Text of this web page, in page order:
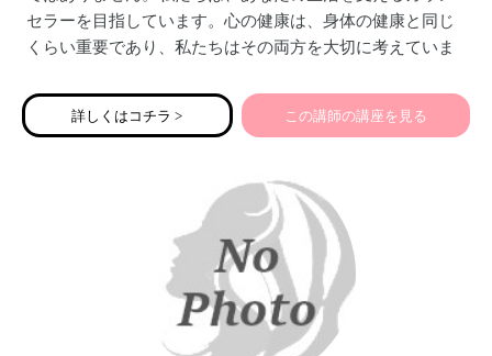
セラーを目指しています。心の健康は、身体の健康と同じ
くらい重要であり、私たちはその両方を大切に考えていま
や家族の問題、職場でのストレス、人間関係の悩みなど、
さまざまな分野に特化した専門のカウンセラーです。私た
に対して適切なアプローチを提供します。
詳しくはコチラ > この講師の講座を見る